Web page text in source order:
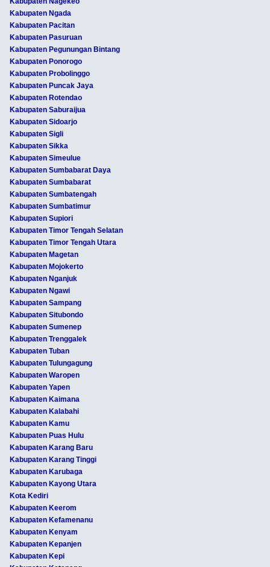
Kabupaten Ngada
Kabupaten Pacitan
Kabupaten Pasuruan
Kabupaten Pegunungan Bintang
Kabupaten Ponorogo
Kabupaten Probolinggo
Kabupaten Puncak Jaya
Kabupaten Rotendao
Kabupaten Saburaijua
Kabupaten Sidoarjo
Kabupaten Sigli
Kabupaten Sikka
Kabupaten Simeulue
Kabupaten Sumbabarat Daya
Kabupaten Sumbabarat
Kabupaten Sumbatengah
Kabupaten Sumbatimur
Kabupaten Supiori
Kabupaten Timor Tengah Selatan
Kabupaten Timor Tengah Utara
Kabupaten Magetan
Kabupaten Mojokerto
Kabupaten Nganjuk
Kabupaten Ngawi
Kabupaten Sampang
Kabupaten Situbondo
Kabupaten Sumenep
Kabupaten Trenggalek
Kabupaten Tuban
Kabupaten Tulungagung
Kabupaten Waropen
Kabupaten Yapen
Kabupaten Kaimana
Kabupaten Kalabahi
Kabupaten Kamu
Kabupaten Puas Hulu
Kabupaten Karang Baru
Kabupaten Karang Tinggi
Kabupaten Karubaga
Kabupaten Kayong Utara
Kota Kediri
Kabupaten Keerom
Kabupaten Kefamenanu
Kabupaten Kenyam
Kabupaten Kepanjen
Kabupaten Kepi